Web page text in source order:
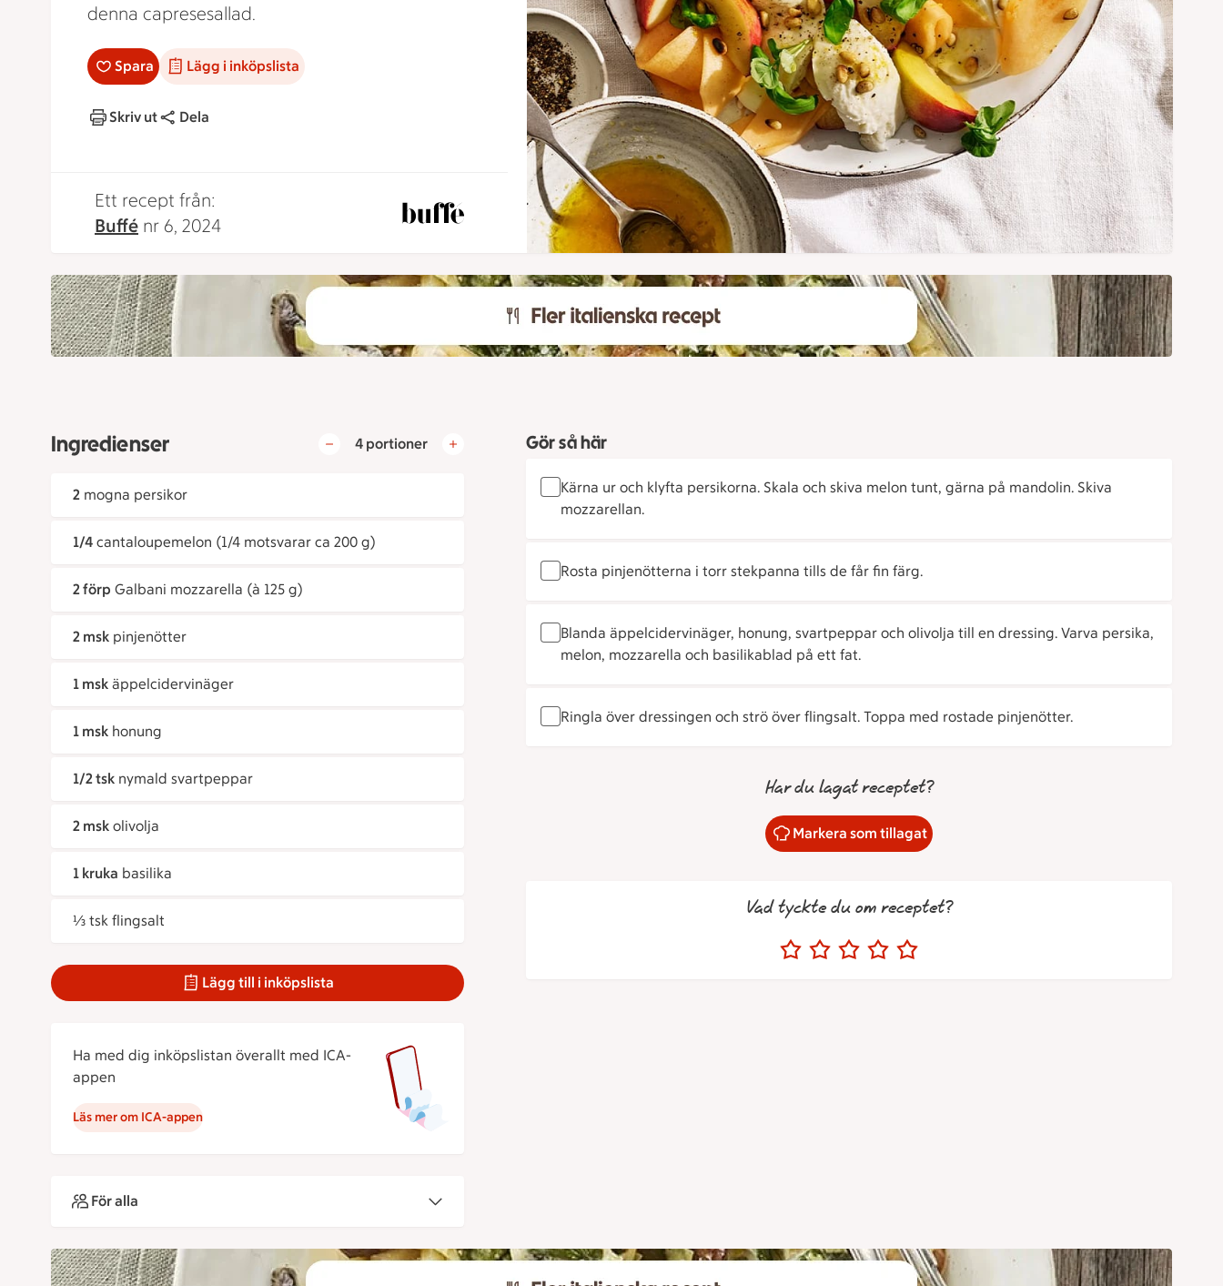
denna capresesallad.
Spara Lägg i inköpslista
Skriv ut Dela
Ett recept från:
Buffé nr 6, 2024
Ingredienser 4 portioner
2 mogna persikor
1/4 cantaloupemelon (1/4 motsvarar ca 200 g)
2 förp Galbani mozzarella (à 125 g)
2 msk pinjenötter
1 msk äppelcidervinäger
1 msk honung
1/2 tsk nymald svartpeppar
2 msk olivolja
1 kruka basilika
⅓ tsk flingsalt
Lägg till i inköpslista
Ha med dig inköpslistan överallt med ICA-
appen
Läs mer om ICA-appen
För alla
Gör så här
Kärna ur och klyfta persikorna. Skala och skiva melon tunt, gärna på mandolin. Skiva
mozzarellan.
Rosta pinjenötterna i torr stekpanna tills de får fin färg.
Blanda äppelcidervinäger, honung, svartpeppar och olivolja till en dressing. Varva persika,
melon, mozzarella och basilikablad på ett fat.
Ringla över dressingen och strö över flingsalt. Toppa med rostade pinjenötter.
Har du lagat receptet?
Markera som tillagat
Vad tyckte du om receptet?